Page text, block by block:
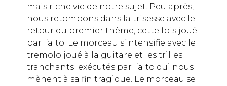
mais riche vie de notre sujet. Peu après,
nous retombons dans la trisesse avec le
retour du premier thème, cette fois joué
par l’alto. Le morceau s’intensifie avec le
tremolo joué à la guitare et les trilles
tranchants exécutés par l’alto qui nous
mènent à sa fin tragique. Le morceau se